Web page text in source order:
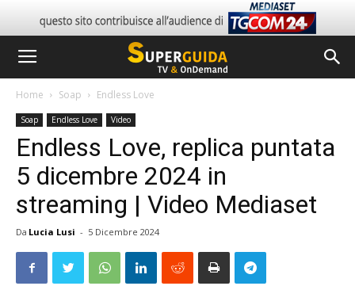
Home Soap Endless Love
Soap Endless Love Video
Endless Love, replica puntata
5 dicembre 2024 in
streaming | Video Mediaset
Da Lucia Lusi - 5 Dicembre 2024